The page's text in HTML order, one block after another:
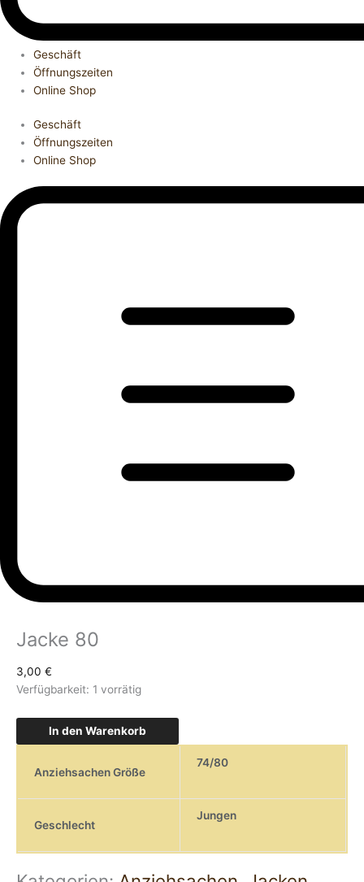
Geschäft
Öffnungszeiten
Online Shop
Geschäft
Öffnungszeiten
Online Shop
Jacke 80
3,00 €
Verfügbarkeit: 1 vorrätig
In den Warenkorb
Anziehsachen Größe
74/80
Geschlecht
Jungen